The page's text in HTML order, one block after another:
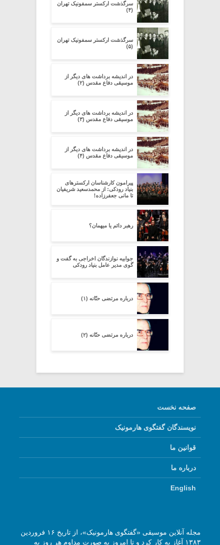
سرگذشت ارکستر سمفونیک تهران
(۴)
سرگذشت ارکستر سمفونیک تهران
(۵)
در اندیشه برداشت های دیگر از
موسیقی دفاع مقدس (۲)
در اندیشه برداشت های دیگر از
موسیقی دفاع مقدس (۳)
در اندیشه برداشت های دیگر از
موسیقی دفاع مقدس (۴)
پیرامون کارشناسان ارکسترهای
بنیاد رودکی: از محمدسعید شریفیان
تا مانی جعفرزاده!
رهبر دائم یا میهمان؟
جوابیه نوازندگان اخراجی به گفت و
گوی مدیر عامل بنیاد رودکی
درباره مرتضی حنّانه (۱)
درباره مرتضی حنّانه (۲)
صفحه نخست
نویسندگان گفتگوی هارمونیک
قوانین ما
درباره ما
English
مجله آنلاین موسیقی «گفتگوی هارمونیک»، از تاریخ ۱۶ فروردین
۱۳۸۳ آغاز به کار کرد و تا امروز به صورت مداوم هر روز به